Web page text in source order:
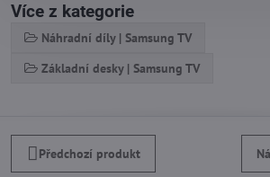
Více z kategorie
Náhradní díly | Samsung TV
Základní desky | Samsung TV
Předchozí produkt